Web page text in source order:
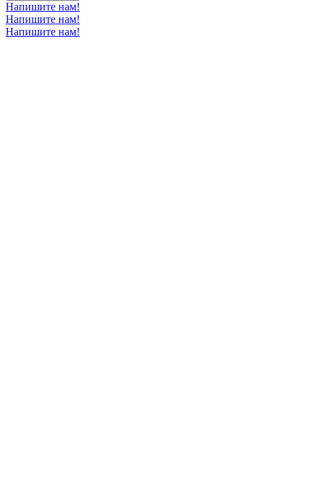
Напишите нам!
Напишите нам!
Напишите нам!